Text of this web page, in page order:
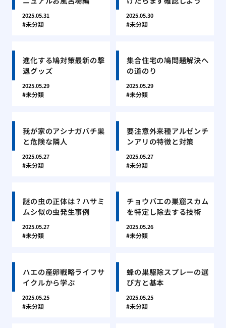
2025.05.31
未分類
2025.05.30
未分類
進化する鳩対策最新の撃
退グッズ
2025.05.29
未分類
集合住宅の鳩問題解決へ
の道のり
2025.05.29
未分類
我が家のアシナガバチ巣
と危険な隣人
2025.05.27
未分類
要注意外来種アルゼンチ
ンアリの特徴と対策
2025.05.27
未分類
謎の虫の正体は？ハサミ
ムシ似の虫発生事例
2025.05.27
未分類
チョウバエの巣窟スカム
を特定し除去する技術
2025.05.26
未分類
ハエの産卵戦略ライフサ
イクルから学ぶ
2025.05.25
未分類
蜂の巣駆除スプレーの選
び方と基本
2025.05.25
未分類